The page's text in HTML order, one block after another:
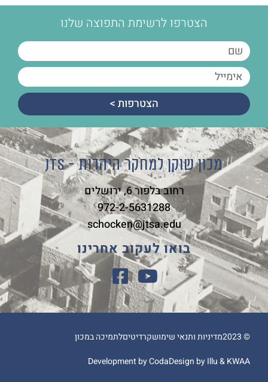
הצטרפו לרשימת התפוצה שלנו
הצטרפות >
מכון שוקן למחקר היהדות - JTS
רחוב בלפור 6, ירושלים
972-2-5631288
schocken@jtsa.edu
בואו לעקוב אחרינו
© 2023 מדיניות ותנאי שימושקרדיטיםלתמיכה במכון
Design by Illu & KWAA
Development by Coda